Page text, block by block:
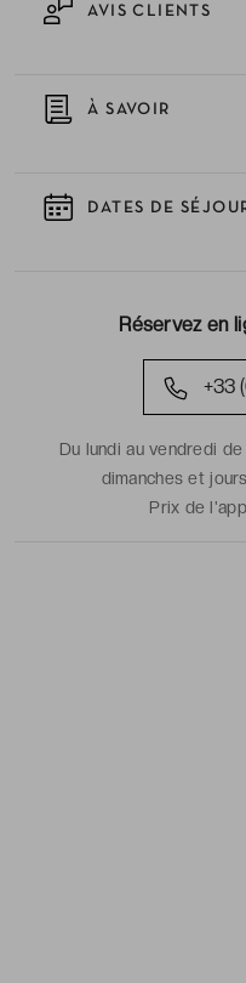
AVIS CLIENTS
À SAVOIR
DATES DE
Réservez en
+33
Du lundi au vendredi
dimanches et
Prix de